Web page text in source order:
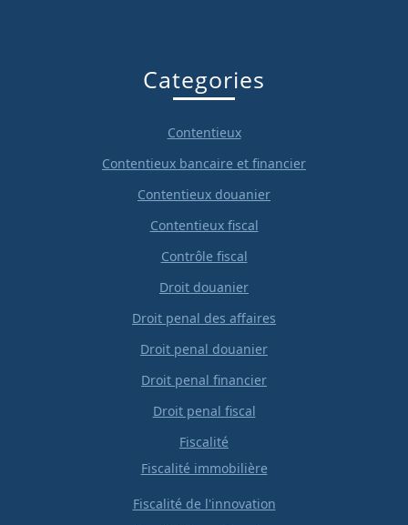
Categories
Contentieux
Contentieux bancaire et financier
Contentieux douanier
Contentieux fiscal
Contrôle fiscal
Droit douanier
Droit penal des affaires
Droit penal douanier
Droit penal financier
Droit penal fiscal
Fiscalité
Fiscalité immobilière
Fiscalité de l'innovation